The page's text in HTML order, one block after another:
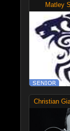
Matley
Christian